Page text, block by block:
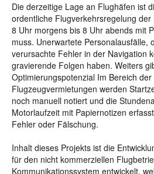
Die derzeitige Lage an Flughäfen ist
ordentliche Flugverkehrsregelung
8 Uhr morgens bis 8 Uhr abends mit
muss. Unerwartete Personalausfälle,
verursachte Fehler in der Navigation
gravierende Folgen haben. Weiters
Optimierungspotenzial Im Bereich
Flugzeugvermietungen werden
noch manuell notiert und die
Motorlaufzeit mit Papiernotizen
Fehler oder Fälschung.
Inhalt dieses Projekts ist die
für den nicht kommerziellen
Kommunikationssystem entwickelt,